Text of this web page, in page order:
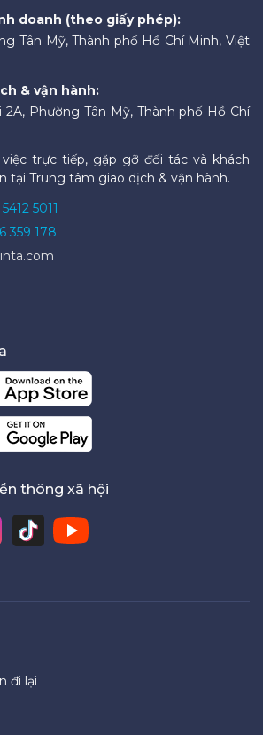
doanh (theo giấy phép):
Tân Mỹ, Thành phố Hồ Chí Minh, Việt
& vận hành:
2A, Phường Tân Mỹ, Thành phố Hồ Chí
trực tiếp, gặp gỡ đối tác và khách
tại Trung tâm giao dịch & vận hành.
5011
359 178
thông xã hội
đi lại